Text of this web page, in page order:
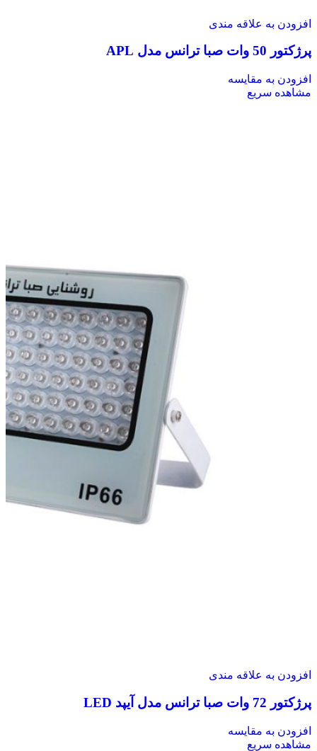
افزودن به علاقه مندی
پرژکتور 50 وات صبا ترانس مدل APL
افزودن به مقایسه
مشاهده سریع
افزودن به علاقه مندی
پرژکتور 72 وات صبا ترانس مدل آیپد LED
افزودن به مقایسه
مشاهده سریع